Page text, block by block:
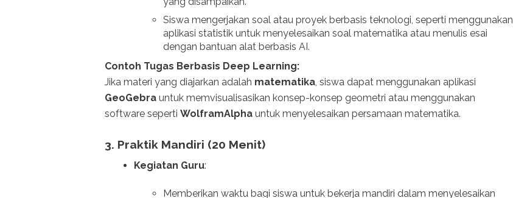
Siswa mengerjakan soal atau proyek berbasis teknologi, seperti menggunakan
aplikasi statistik untuk menyelesaikan soal matematika atau menulis esai
dengan bantuan alat berbasis AI.
Contoh Tugas Berbasis Deep Learning:
Jika materi yang diajarkan adalah matematika , siswa dapat menggunakan aplikasi
GeoGebra untuk memvisualisasikan konsep-konsep geometri atau menggunakan
software seperti WolframAlpha untuk menyelesaikan persamaan matematika.
3. Praktik Mandiri (20 Menit)
Kegiatan Guru:
Memberikan waktu bagi siswa untuk bekerja mandiri dalam menyelesaikan